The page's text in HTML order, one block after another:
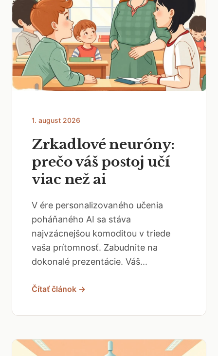
1. august 2026
Zrkadlové neuróny:
prečo váš postoj učí
viac než ai
V ére personalizovaného učenia
poháňaného AI sa stáva
najvzácnejšou komoditou v triede
vaša prítomnosť. Zabudnite na
dokonalé prezentácie. Váš...
Čítať článok →